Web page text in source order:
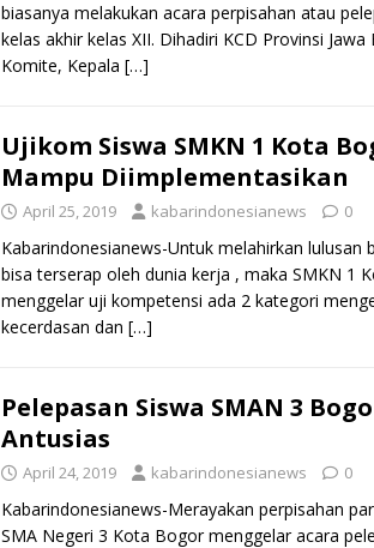
biasanya melakukan acara perpisahan atau
kelas akhir kelas XII. Dihadiri KCD Provinsi
Komite, Kepala […]
Ujikom Siswa SMKN 1 Kota
Mampu Diimplementasikan
April 25, 2019 kabarindonesianews 0
Kabarindonesianews-Untuk melahirkan lulusan
bisa terserap oleh dunia kerja , maka SMKN 1
menggelar uji kompetensi ada 2 kategori
kecerdasan dan […]
Pelepasan Siswa SMAN 3
Antusias
April 24, 2019 kabarindonesianews 0
Kabarindonesianews-Merayakan perpisahan
SMA Negeri 3 Kota Bogor menggelar acara